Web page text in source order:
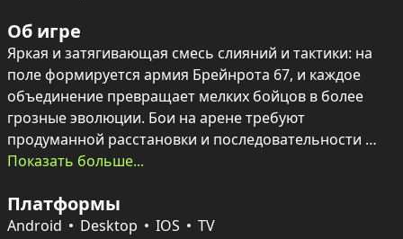
Об игре
Яркая и затягивающая смесь слияний и тактики: на
поле формируется армия Брейнрота 67, и каждое
объединение превращает мелких бойцов в более
грозные эволюции. Бои на арене требуют
продуманной расстановки и последовательности
апгрейдов — одна победа открывает новых, более
Управление простое и понятное — мышь на ПК или
касания на телефоне — а постепенное усиление
Показать больше...
Платформы
Android Desktop IOS TV